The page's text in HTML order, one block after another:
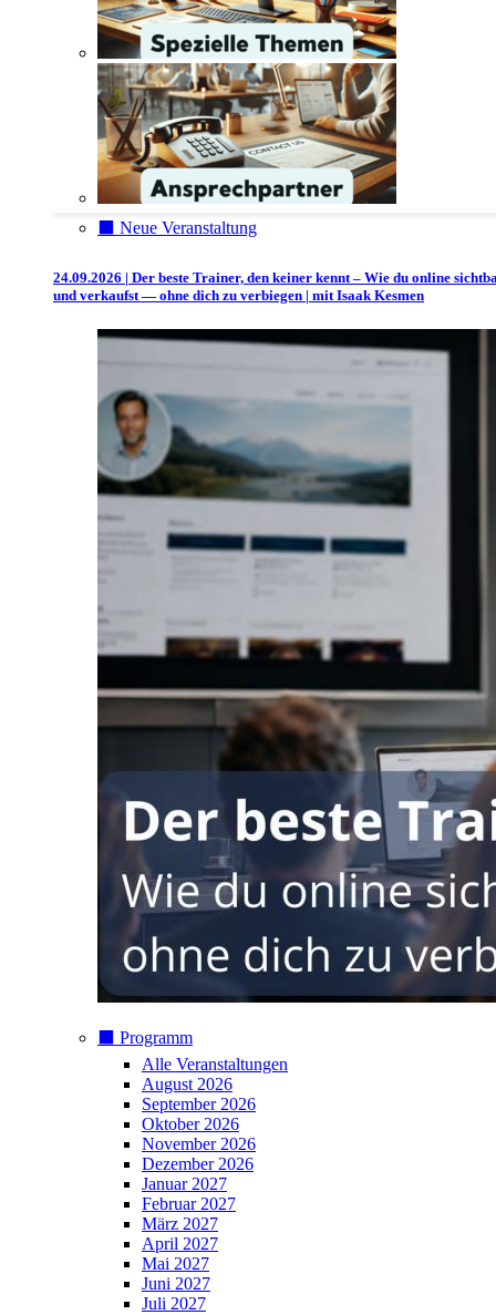
⬛️ Neue Veranstaltung
24.09.2026 | Der beste Trainer, den keiner kennt – Wie du online
und verkaufst — ohne dich zu verbiegen | mit Isaak Kesmen
⬛️ Programm
Alle Veranstaltungen
August 2026
September 2026
Oktober 2026
November 2026
Dezember 2026
Januar 2027
Februar 2027
März 2027
April 2027
Mai 2027
Juni 2027
Juli 2027